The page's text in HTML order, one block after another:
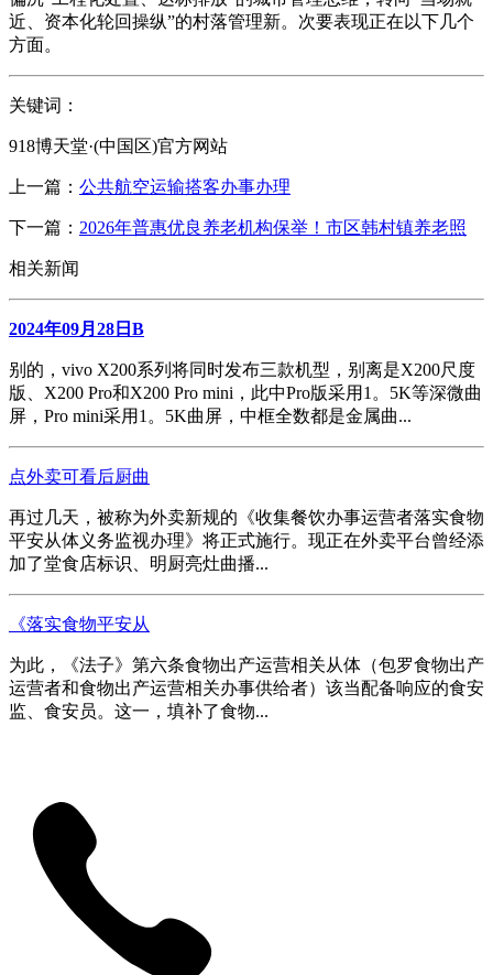
近、资本化轮回操纵”的村落管理新。次要表现正在以下几个
方面。
关键词：
918博天堂·(中国区)官方网站
上一篇： 公共航空运输搭客办事办理
下一篇： 2026年普惠优良养老机构保举！市区韩村镇养老照
相关新闻
2024年09月28日B
别的，vivo X200系列将同时发布三款机型，别离是X200尺度
版、X200 Pro和X200 Pro mini，此中Pro版采用1。5K等深微曲
屏，Pro mini采用1。5K曲屏，中框全数都是金属曲...
点外卖可看后厨曲
再过几天，被称为外卖新规的《收集餐饮办事运营者落实食物
平安从体义务监视办理》将正式施行。现正在外卖平台曾经添
加了堂食店标识、明厨亮灶曲播...
《落实食物平安从
为此，《法子》第六条食物出产运营相关从体（包罗食物出产
运营者和食物出产运营相关办事供给者）该当配备响应的食安
监、食安员。这一，填补了食物...